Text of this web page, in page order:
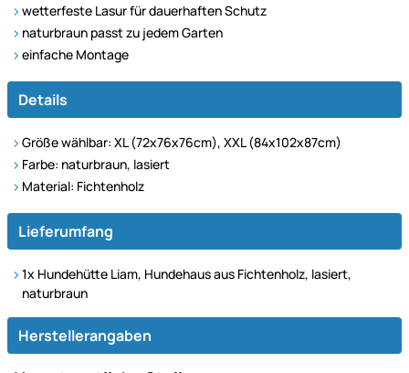
wetterfeste Lasur für dauerhaften Schutz
naturbraun passt zu jedem Garten
einfache Montage
Details
Größe wählbar: XL (72x76x76cm), XXL (84x102x87cm)
Farbe: naturbraun, lasiert
Material: Fichtenholz
Lieferumfang
1x Hundehütte Liam, Hundehaus aus Fichtenholz, lasiert,
naturbraun
Herstellerangaben